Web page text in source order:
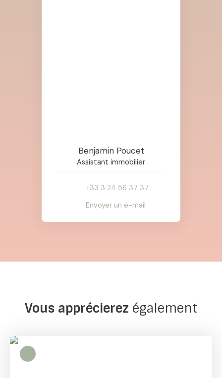
Benjamin Poucet
Assistant immobilier
+33 3 24 56 37 37
Envoyer un e-mail
Vous apprécierez également